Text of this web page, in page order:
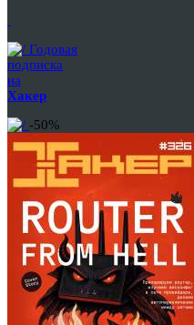
Годовая
подписка
на
Хакер
-50%